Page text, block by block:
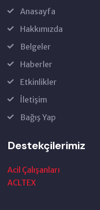
Anasayfa
Hakkımızda
Belgeler
Haberler
Etkinlikler
İletişim
Bağış Yap
Destekçilerimiz
Acil Çalışanları
ACLTEX